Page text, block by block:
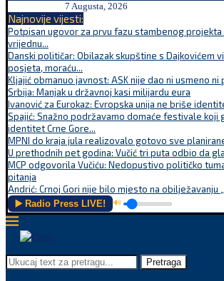
7 Augusta, 2026
Najnovije vijesti:
Potpisan ugovor za prvu fazu stambenog projekta
vrijednu...
Danski političar: Obilazak skupštine s Dajkovićem
posjeta, moraću...
Kljajić obmanuo javnost: ASK nije dao ni usmeno ni
Srbija: Manjak u državnoj kasi milijardu eura
Ivanović za Eurokaz: Evropska unija ne briše
Spajić: Snažno podržavamo domaće festivale koji
identitet Crne Gore...
MPNI do kraja jula realizovalo gotovo sve
U prethodnih pet godina: Vučić tri puta odbio da
MCP odgovorila Vučiću: Nedopustivo političko
pitanja
Andrić: Crnoj Gori nije bilo mjesto na obilježavanju
▶️ Radio Press LIVE! 🔊
Pretraga